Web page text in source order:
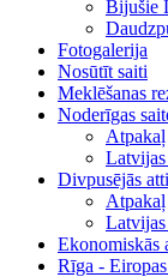
Bijušie
Fotogalerija
Nosūtīt saiti
Meklēšanas
Noderīgas
Atpakaļ
Latvijas
Divpusējās
Atpakaļ
Latvijas
Ekonomiskās
Rīga -